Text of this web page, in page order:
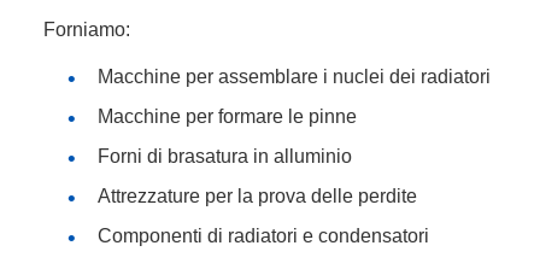
Forniamo:
Macchine per assemblare i nuclei dei radiatori
Macchine per formare le pinne
Forni di brasatura in alluminio
Attrezzature per la prova delle perdite
Componenti di radiatori e condensatori